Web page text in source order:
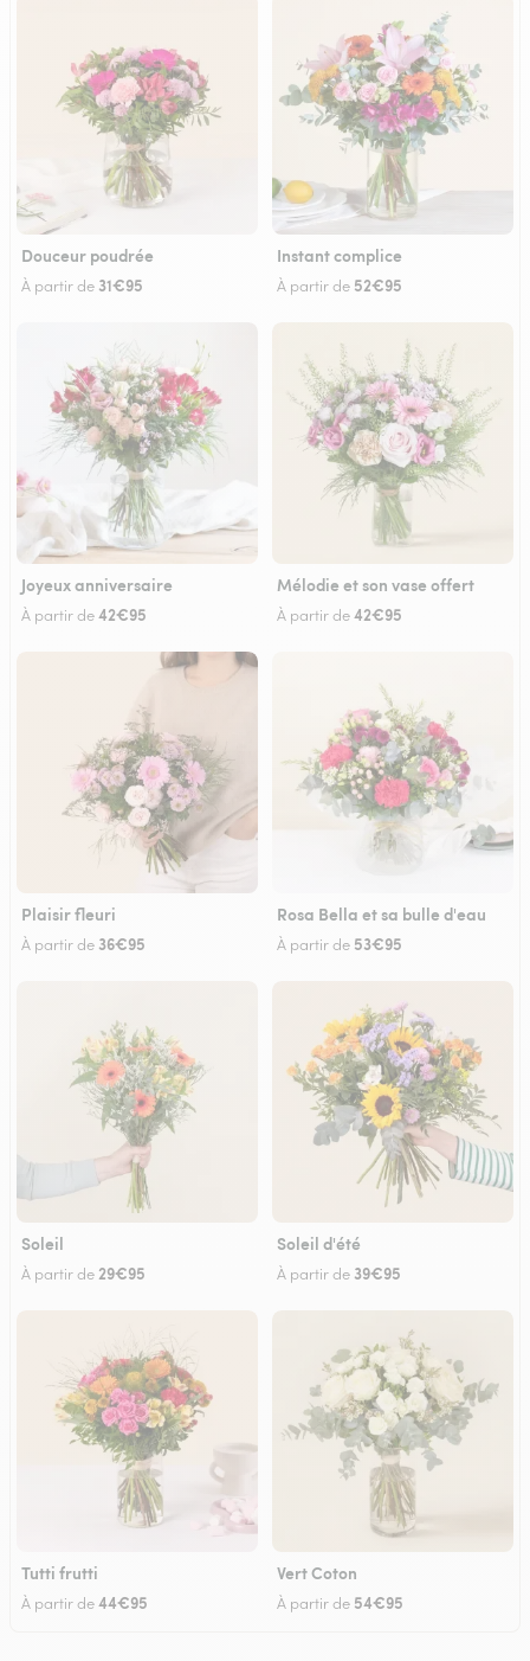
Douceur poudrée
À partir de 31€95
Instant complice
À partir de 52€95
Joyeux anniversaire
À partir de42€95
Mélodie et son vase offert
À partir de42€95
Plaisir fleuri
À partir de 36€95
Rosa Bella et sa bulle d'eau
À partir de 53€95
Soleil
À partir de29€95
Soleil d'été
À partir de 39€95
Tutti frutti
À partir de44€95
Vert Coton
À partir de 54€95